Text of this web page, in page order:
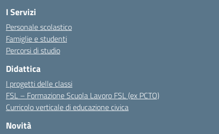
I Servizi
Personale scolastico
Famiglie e studenti
Percorsi di studio
Didattica
I progetti delle classi
FSL – Formazione Scuola Lavoro FSL (ex PCTO)
Curricolo verticale di educazione civica
Novità